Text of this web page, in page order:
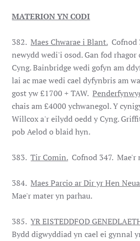
MATERION YN CODI
382.Maes Chwarae i Blant.Cofnod
newydd wedi'i osod. Gan fod rhagor
Cyng. Bainbridge wedi gofyn am
lai ac mae wedi cael dyfynbris am
gost yw £1700 + TAW.
chais am £4000 ychwanegol. Y
Willcox a'r eilydd oedd y Cyng.
pob Aelod o blaid hyn.
383.Tir Comin.Cofnod 347. Mae'r
384.Maes Parcio ar Dir yr Hen
Mae'r mater yn parhau.
385.YR EISTEDDFOD
Bydd digwyddiad yn cael ei gynnal